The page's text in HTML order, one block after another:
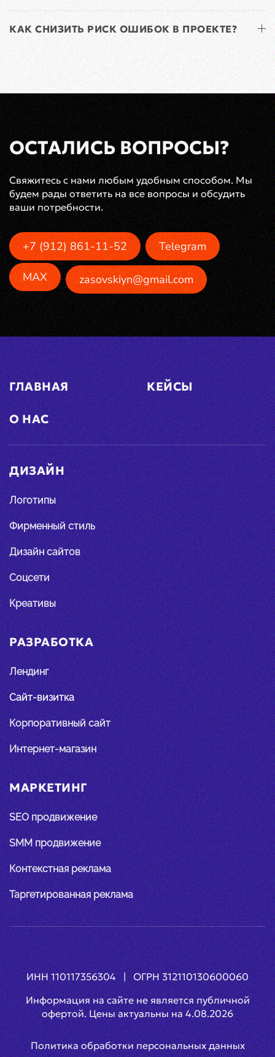
КАК СНИЗИТЬ РИСК ОШИБОК В ПРОЕКТЕ?
ОСТАЛИСЬ ВОПРОСЫ?
Свяжитесь с нами любым удобным способом. Мы
будем рады ответить на все вопросы и обсудить
ваши потребности.
+7 (912) 861-11-52 Telegram
MAX zasovskiyn@gmail.com
ГЛАВНАЯ КЕЙСЫ
О НАС
ДИЗАЙН
Логотипы
Фирменный стиль
Дизайн сайтов
Соцсети
Креативы
РАЗРАБОТКА
Лендинг
Сайт-визитка
Корпоративный сайт
Интернет-магазин
МАРКЕТИНГ
SEO продвижение
SMM продвижение
Контекстная реклама
Таргетированная реклама
ИНН 110117356304 | ОГРН 312110130600060
Информация на сайте не является публичной
офертой. Цены актуальны на 4.08.2026
Политика обработки персональных данных